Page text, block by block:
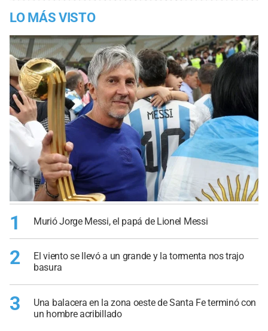
LO MÁS VISTO
1 Murió Jorge Messi, el papá de Lionel Messi
2
El viento se llevó a un grande y la tormenta nos trajo
basura
3
Una balacera en la zona oeste de Santa Fe terminó con
un hombre acribillado